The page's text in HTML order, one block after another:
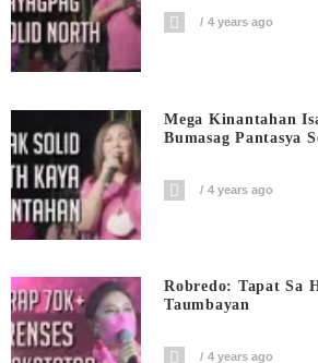
4 years ago
Mega Kinantahan
Bumasag Pantasya
4 years ago
Robredo: Tapat Sa
Taumbayan
4 years ago